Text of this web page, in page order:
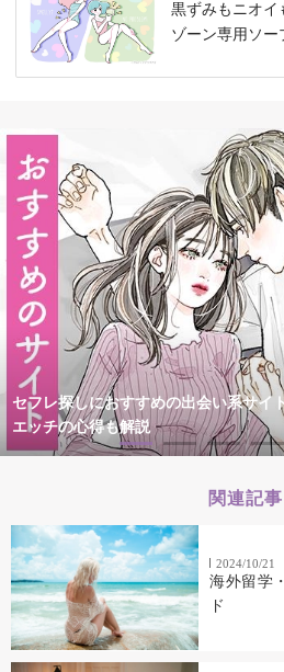
黒ずみもニオイ
ゾーン専用ソ
セフレ探しにおすすめの出会い系サ
エッチの心得も解説
関連記事
2024/10/21
海外留学
ド